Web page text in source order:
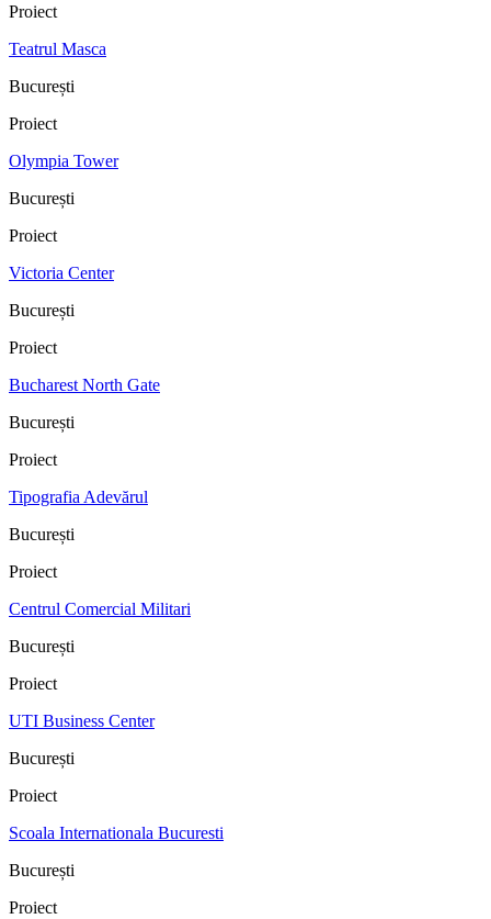
Proiect
Teatrul Masca
București
Proiect
Olympia Tower
București
Proiect
Victoria Center
București
Proiect
Bucharest North Gate
București
Proiect
Tipografia Adevărul
București
Proiect
Centrul Comercial Militari
București
Proiect
UTI Business Center
București
Proiect
Scoala Internationala Bucuresti
București
Proiect